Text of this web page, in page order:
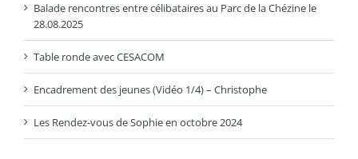
Balade rencontres entre célibataires au Parc de la Chézine le
28.08.2025
Table ronde avec CESACOM
Encadrement des jeunes (Vidéo 1/4) – Christophe
Les Rendez-vous de Sophie en octobre 2024